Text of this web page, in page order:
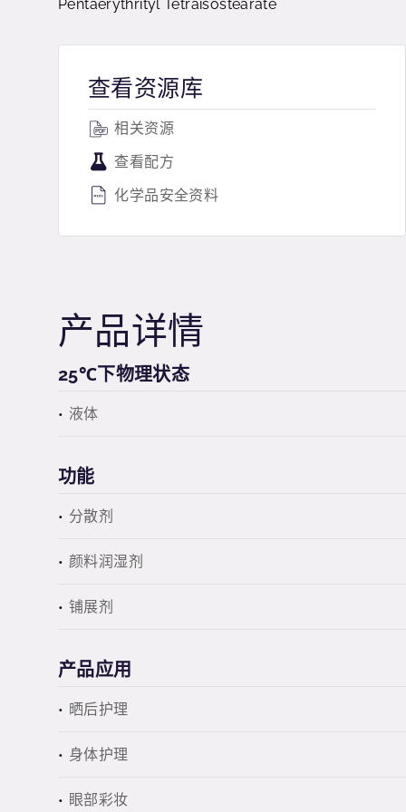
Pentaerythrityl Tetraisostearate
查看资源库
相关资源
查看配方
化学品安全资料
产品详情
25℃下物理状态
液体
功能
分散剂
颜料润湿剂
铺展剂
产品应用
晒后护理
身体护理
眼部彩妆